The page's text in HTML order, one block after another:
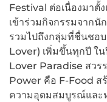
Festival ต่อเนื่องมาตั้
เข้าร่วมกิจกรรมจากนั
รวมไปถึงกลุ่มที่ชื่นชอบ
Lover) เพิ่มขึ้นทุกปี ใ
Lover Paradise สวร
Power คือ F-Food ส
ความอุดมสมบูรณ์และ